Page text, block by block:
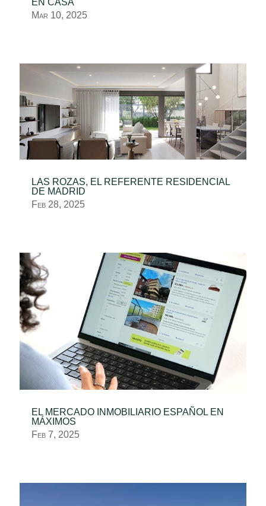
EN CASA
Mar 10, 2025
LAS ROZAS, EL REFERENTE RESIDENCIAL
DE MADRID
Feb 28, 2025
EL MERCADO INMOBILIARIO ESPAÑOL EN
MÁXIMOS
Feb 7, 2025